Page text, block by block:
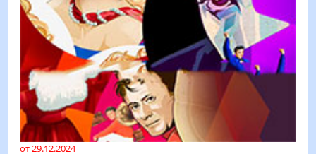
от 29.12.2024